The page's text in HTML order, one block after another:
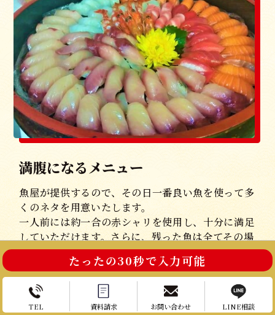
お電話はこちら お問い合わせ
たったの30秒で入力可能
TEL 資料請求 お問い合わせ LINE相談
満腹になるメニュー
魚屋が提供するので、その日一番良い魚を使って多
くのネタを用意いたします。
一人前には約一合の赤シャリを使用し、十分に満足
していただけます。さらに、残った魚は全てその場
でお召し上がりいただけます。